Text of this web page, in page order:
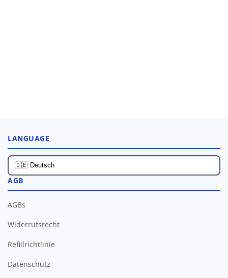
LANGUAGE
AGB
AGBs
Widerrufsrecht
Refillrichtlinie
Datenschutz